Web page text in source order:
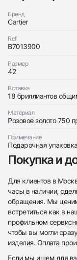
Бренд
Cartier
Ref
B7013900
Размер
42
Вставка
18 бриллиантов
Материал
Розовое золото 750
Примечание
Подарочная
Покупка и
Для клиентов в
часы в наличии,
обращения. Мы
встретиться как в
профильном
чтобы вы могли
изделия. Оплата
Если мы ищем для
Заказать
с вами
Cartier
$7,950
Оставьте ваши
с вами
Новые